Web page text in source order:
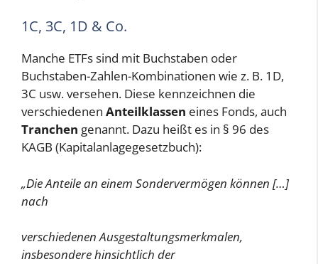
1C, 3C, 1D & Co.
Manche ETFs sind mit Buchstaben oder
Buchstaben-Zahlen-Kombinationen wie z. B. 1D,
3C usw. versehen. Diese kennzeichnen die
verschiedenen Anteilklassen eines Fonds, auch
Tranchen genannt. Dazu heißt es in § 96 des
KAGB (Kapitalanlagegesetzbuch):
„Die Anteile an einem Sondervermögen können […]
nach
verschiedenen Ausgestaltungsmerkmalen,
insbesondere hinsichtlich der